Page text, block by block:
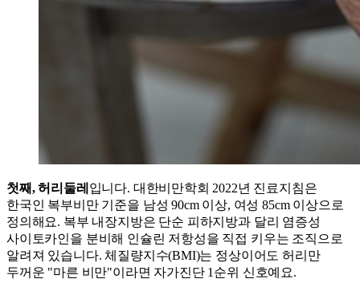
첫째, 허리둘레 입니다. 대한비만학회 2022년 진료지침은
한국인 복부비만 기준을 남성 90cm 이상, 여성 85cm 이상으로
정의해요. 복부 내장지방은 단순 피하지방과 달리 염증성
사이토카인을 분비해 인슐린 저항성을 직접 키우는 조직으로
알려져 있습니다. 체질량지수(BMI)는 정상이어도 허리만
두꺼운 "마른 비만"이라면 자가진단 1순위 신호예요.